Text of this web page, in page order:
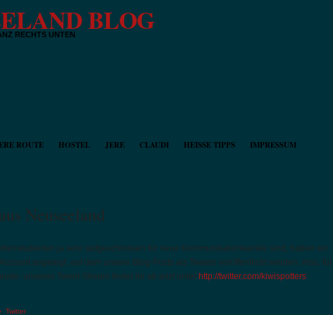
BLOG
RECHTS UNTEN
ROUTE HOSTEL JERE CLAUDI HEISSE TIPPS IMPRESSUM
Neuseeland
ja sehr aufgeschlossen für neue Kommunikationkanäle sind, haben wir
angelegt, auf dem unsere Blog-Posts als Tweets veröffentlicht werden. Also, für
unseren Tweet-Stream findet ihr ab jetzt unter http://twitter.com/kiwispotters
Twitter